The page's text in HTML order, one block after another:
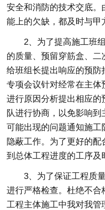
安全和消防的技术交底
能上的欠缺，都及时与甲
2、为了提高施工班
的质量、预留穿筋盒、二
给班组长提出响应的预
专项会议针对经常在主
进行原因分析提出相应的
队进行协商，以免影响
可能出现的问题通知施
隐蔽工作。为了更好的
到总体工程进度的工序及
3、为了保证工程质
进行严格检查。杜绝不
工程主体施工中我对我